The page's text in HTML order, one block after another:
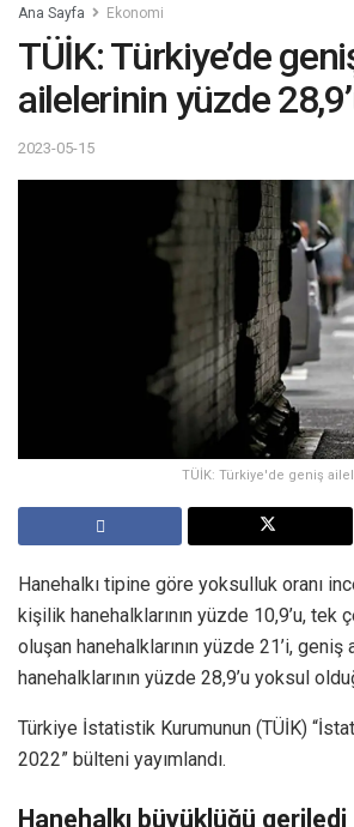
Ana Sayfa Ekonomi
TÜİK: Türkiye’de
ailelerinin yüzde
2023-05-15
TÜİK: Türkiye'de geniş
Hanehalkı tipine göre yoksulluk oranı
kişilik hanehalklarının yüzde 10,9’u, tek
oluşan hanehalklarının yüzde 21’i,
hanehalklarının yüzde 28,9’u yoksul
Türkiye İstatistik Kurumunun (TÜİK)
2022” bülteni yayımlandı.
Hanehalkı büyüklüğü geriledi